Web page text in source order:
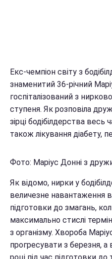
Екс-чемпіон світу з
знаменитий 36-річний
госпіталізований з
ступеня. Як розповіла
зірці бодібілдерства весь
також лікування діабету,
Фото: Маріус Донні з
Як відомо, нирки у
величезне навантаження в
підготовки до змагань,
максимально стислі
з організму. Хвороба
прогресувати з березня,